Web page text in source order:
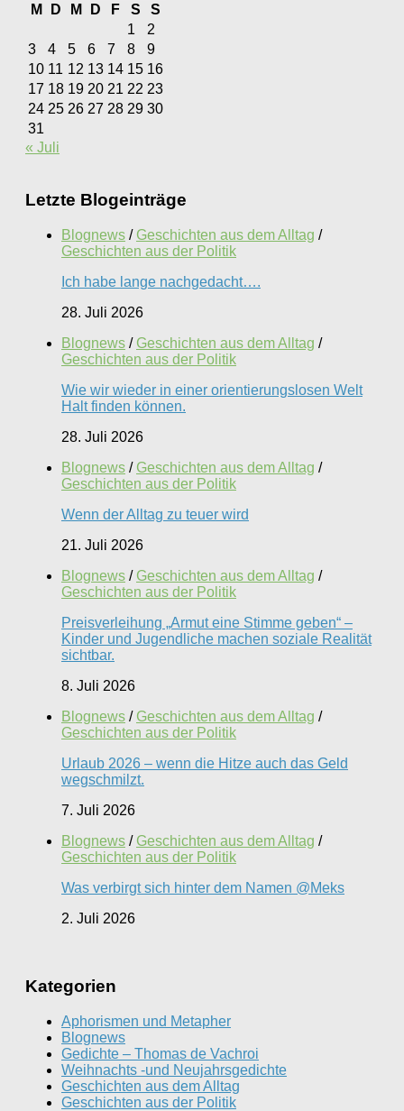
M
D M D F S
S
1
2
3
4 5 6 7 8
9
10 11 12 13 14 15 16
17 18 19 20 21 22 23
24 25 26 27 28 29 30
31
« Juli
Letzte Blogeinträge
Blognews / Geschichten aus dem Alltag /
Geschichten aus der Politik
Ich habe lange nachgedacht….
28. Juli 2026
Blognews / Geschichten aus dem Alltag /
Geschichten aus der Politik
Wie wir wieder in einer orientierungslosen Welt
Halt finden können.
28. Juli 2026
Blognews / Geschichten aus dem Alltag /
Geschichten aus der Politik
Wenn der Alltag zu teuer wird
21. Juli 2026
Blognews / Geschichten aus dem Alltag /
Geschichten aus der Politik
Preisverleihung „Armut eine Stimme geben“ –
Kinder und Jugendliche machen soziale Realität
sichtbar.
8. Juli 2026
Blognews / Geschichten aus dem Alltag /
Geschichten aus der Politik
Urlaub 2026 – wenn die Hitze auch das Geld
wegschmilzt.
7. Juli 2026
Blognews / Geschichten aus dem Alltag /
Geschichten aus der Politik
Was verbirgt sich hinter dem Namen @Meks
2. Juli 2026
Kategorien
Aphorismen und Metapher
Blognews
Gedichte – Thomas de Vachroi
Weihnachts -und Neujahrsgedichte
Geschichten aus dem Alltag
Geschichten aus der Politik